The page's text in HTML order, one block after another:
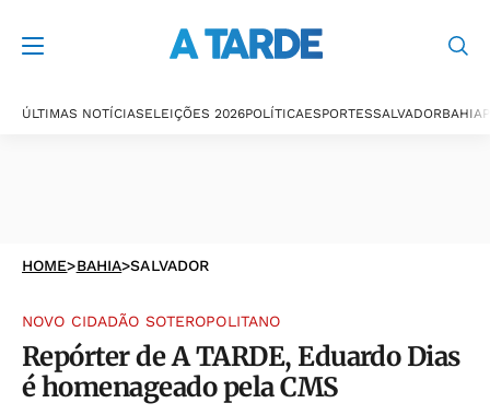
ÚLTIMAS NOTÍCIASELEIÇÕES 2026POLÍTICAESPORTESSALVADORBAHIA
HOME>BAHIA>SALVADOR
NOVO CIDADÃO SOTEROPOLITANO
Repórter de A TARDE, Eduardo Dias
é homenageado pela CMS